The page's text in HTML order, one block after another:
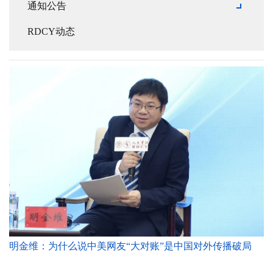
通知公告
RDCY动态
明金维：为什么说中美网友“大对账”是中国对外传播破局